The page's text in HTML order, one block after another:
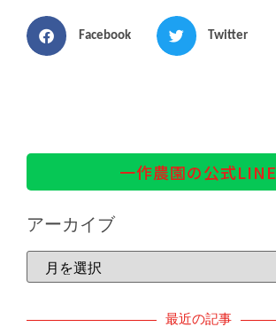
Facebook Twitter
一作農園の公式LINE
アーカイブ
最近の記事